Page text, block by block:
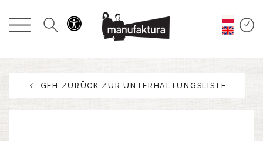
GESCHEHEN
ANGEBOTE
GEH ZURÜCK ZUR UNTERHALTUNGSLISTE